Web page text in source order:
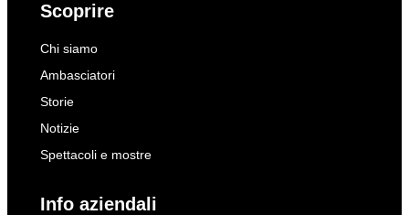
Scoprire
Chi siamo
Ambasciatori
Storie
Notizie
Spettacoli e mostre
Info aziendali